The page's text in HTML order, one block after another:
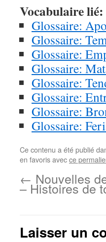
Vocabulaire lié:
Glossaire:
Glossaire:
Glossaire:
Glossaire:
Glossaire:
Glossaire:
Glossaire:
Glossaire:
Ce contenu a été publié
en favoris avecce
← Nouvelles
– Histoires de
Laisser un